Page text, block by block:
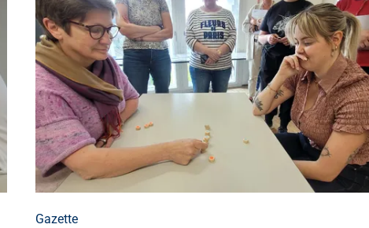
Gazette